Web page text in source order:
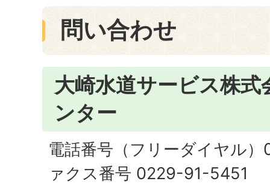
問い合わせ
大崎水道サービス株式
ンター
電話番号（フリーダイヤル
ァクス番号 0229-91-5451